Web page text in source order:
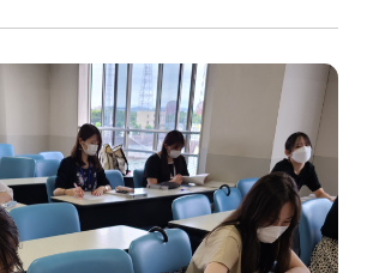
ー科
電気電子学科
航空学科
法律情報科
ビジネス情報科
公務員科